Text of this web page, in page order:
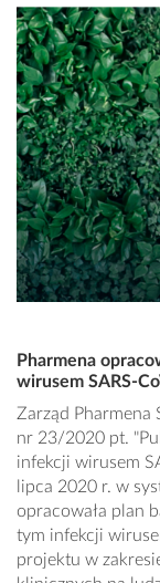
Pharmena
wirusem SARS-
Zarząd Pharmena
nr 23/2020 pt.
infekcji wirusem
lipca 2020 r. w
opracowała plan
tym infekcji
projektu w